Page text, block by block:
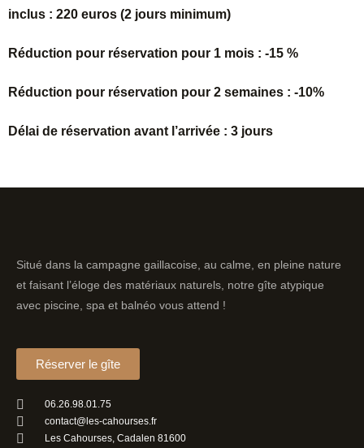
inclus : 220 euros (2 jours minimum)
Réduction pour réservation pour 1 mois : -15 %
Réduction pour réservation pour 2 semaines : -10%
Délai de réservation avant l’arrivée : 3 jours
Situé dans la campagne gaillacoise, au calme, en pleine nature
et faisant l’éloge des matériaux naturels, notre gîte atypique
avec piscine, spa et balnéo vous attend !
Réserver le gîte
06.26.98.01.75
contact@les-cahourses.fr
Les Cahourses, Cadalen 81600